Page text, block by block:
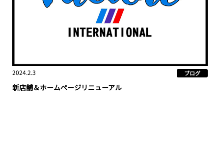
2024.2.3 ブログ
新店舗＆ホームぺージリニューアル